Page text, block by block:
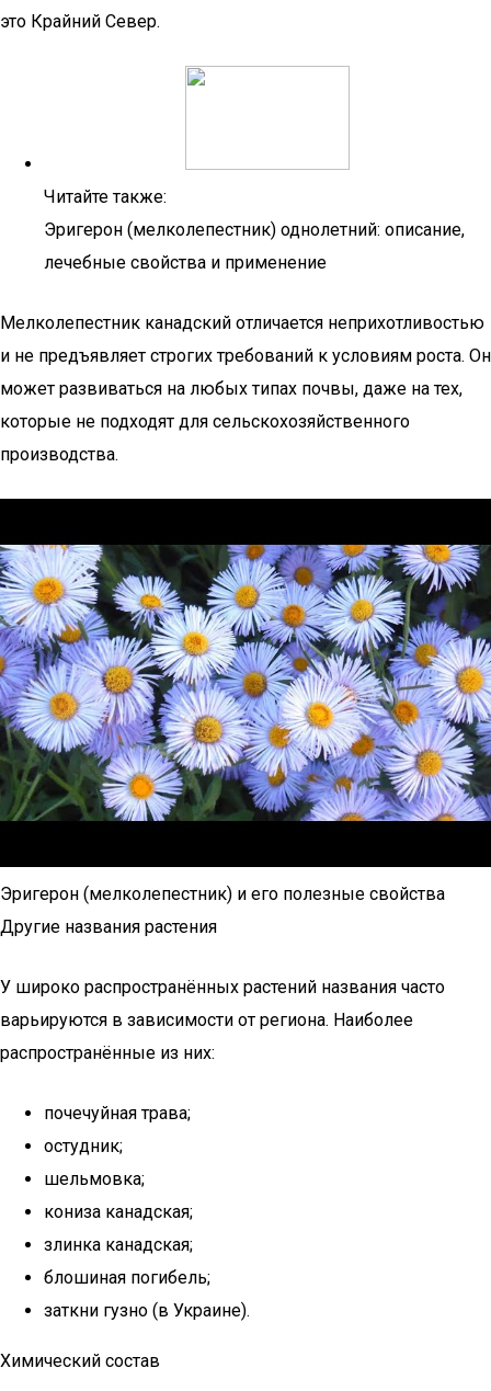
это Крайний Север.
Читайте также:
Эригерон (мелколепестник) однолетний: описание,
лечебные свойства и применение
Мелколепестник канадский отличается неприхотливостью
и не предъявляет строгих требований к условиям роста. Он
может развиваться на любых типах почвы, даже на тех,
которые не подходят для сельскохозяйственного
производства.
Эригерон (мелколепестник) и его полезные свойства
Другие названия растения
У широко распространённых растений названия часто
варьируются в зависимости от региона. Наиболее
распространённые из них:
почечуйная трава;
остудник;
шельмовка;
кониза канадская;
злинка канадская;
блошиная погибель;
заткни гузно (в Украине).
Химический состав